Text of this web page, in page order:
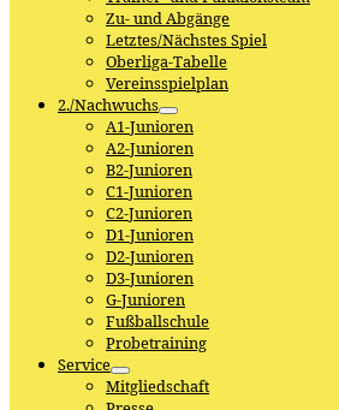
Zu- und Abgänge
Letztes/Nächstes Spiel
Oberliga-Tabelle
Vereinsspielplan
2./Nachwuchs
A1-Junioren
A2-Junioren
B2-Junioren
C1-Junioren
C2-Junioren
D1-Junioren
D2-Junioren
D3-Junioren
G-Junioren
Fußballschule
Probetraining
Service
Mitgliedschaft